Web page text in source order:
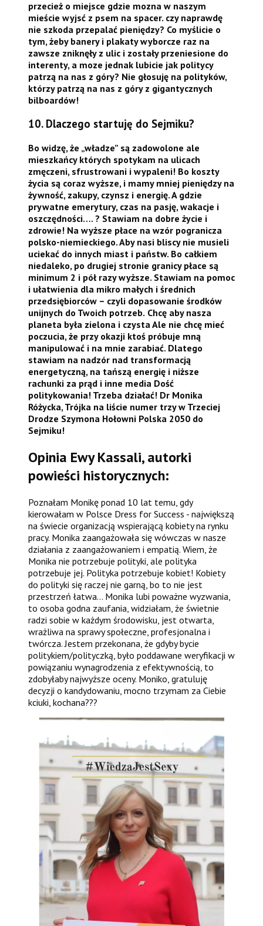
przecież o miejsce gdzie mozna w naszym
mieście wyjsć z psem na spacer. czy naprawdę
nie szkoda przepalać pieniędzy? Co myślicie o
tym, żeby banery i plakaty wyborcze raz na
zawsze zniknęły z ulic i zostały przeniesione do
interenty, a moze jednak lubicie jak politycy
patrzą na nas z góry? Nie głosuję na polityków,
którzy patrzą na nas z góry z gigantycznych
bilboardów!
10. Dlaczego startuję do Sejmiku?
Bo widzę, że „władze” są zadowolone ale
mieszkańcy których spotykam na ulicach
zmęczeni, sfrustrowani i wypaleni! Bo koszty
życia są coraz wyższe, i mamy mniej pieniędzy na
żywność, zakupy, czynsz i energię. A gdzie
prywatne emerytury, czas na pasję, wakacje i
oszczędności…. ? Stawiam na dobre życie i
zdrowie! Na wyższe płace na wzór pogranicza
polsko-niemieckiego. Aby nasi bliscy nie musieli
uciekać do innych miast i państw. Bo całkiem
niedaleko, po drugiej stronie granicy płace są
minimum 2 i pół razy wyższe. Stawiam na pomoc
i ułatwienia dla mikro małych i średnich
przedsiębiorców – czyli dopasowanie środków
unijnych do Twoich potrzeb. Chcę aby nasza
planeta była zielona i czysta Ale nie chcę mieć
poczucia, że przy okazji ktoś próbuje mną
manipulować i na mnie zarabiać. Dlatego
stawiam na nadzór nad transformacją
energetyczną, na tańszą energię i niższe
rachunki za prąd i inne media Dość
politykowania! Trzeba działać! Dr Monika
Różycka, Trójka na liście numer trzy w Trzeciej
Drodze Szymona Hołowni Polska 2050 do
Sejmiku!
Opinia Ewy Kassali, autorki
powieści historycznych:
Poznałam Monikę ponad 10 lat temu, gdy
kierowałam w Polsce Dress for Success - największą
na świecie organizacją wspierającą kobiety na rynku
pracy. Monika zaangażowała się wówczas w nasze
działania z zaangażowaniem i empatią. Wiem, że
Monika nie potrzebuje polityki, ale polityka
potrzebuje jej. Polityka potrzebuje kobiet! Kobiety
do polityki się raczej nie garną, bo to nie jest
przestrzeń łatwa... Monika lubi poważne wyzwania,
to osoba godna zaufania, widziałam, że świetnie
radzi sobie w każdym środowisku, jest otwarta,
wrażliwa na sprawy społeczne, profesjonalna i
twórcza. Jestem przekonana, że gdyby bycie
politykiem/polityczką, było poddawane weryfikacji w
powiązaniu wynagrodzenia z efektywnością, to
zdobyłaby najwyższe oceny. Moniko, gratuluję
decyzji o kandydowaniu, mocno trzymam za Ciebie
kciuki, kochana???